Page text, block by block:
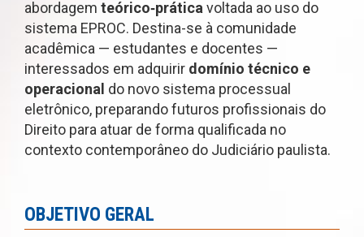
abordagem teórico‑práticavoltada ao uso do
sistema EPROC. Destina-se à comunidade
acadêmica — estudantes e docentes —
interessados em adquirir domínio técnico e
operacional do novo sistema processual
eletrônico, preparando futuros profissionais do
Direito para atuar de forma qualificada no
contexto contemporâneo do Judiciário paulista.
OBJETIVO GERAL